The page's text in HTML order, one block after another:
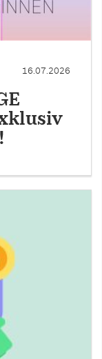
16.07.2026